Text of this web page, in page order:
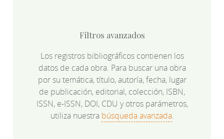
Filtros avanzados
Los registros bibliográficos contienen los
datos de cada obra. Para buscar una obra
por su temática, título, autoría, fecha, lugar
de publicación, editorial, colección, ISBN,
ISSN, e-ISSN, DOI, CDU y otros parámetros,
utiliza nuestra búsqueda avanzada.